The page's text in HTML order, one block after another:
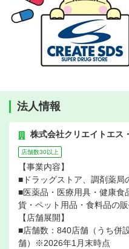
法人情報
株式会社クリエイトエス
店舗数30以上
【事業内容】
■ドラッグストア、調剤薬局
■医薬品・医療用具・健康食
貨・ペット用品・食料品の
【店舗展開】
■店舗数：840店舗（うち併
舗）※2026年1月末時点